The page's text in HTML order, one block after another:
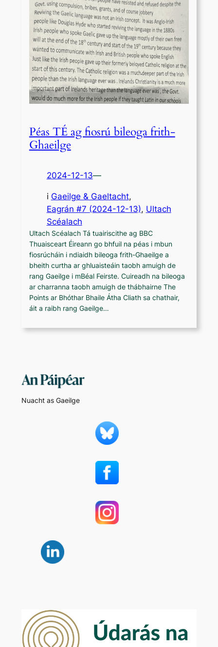
Péas TÉ ag fiosrú bileoga frith-
Ghaeilge
2024-12-13—
i Gaeilge & Gaeltacht,
Eagrán #7 (2024-12-13), Ultach
Scéalach
Ultach Scéalach Tá tuairiscithe ag BBC
Thuaisceart Éireann go bhfuil na péas i mbun
fiosrúcháin i ndiaidh bileoga frith-Ghaeilge a
bheith curtha ar ghluaisteáin taobh amuigh de
rang Gaeilge i mBéal Feirste. Cuireadh na bileoga
ar charranna taobh amuigh de thábhairne The
Points ar Bhóthar Bhaile Átha Cliath sa chathair,
áit a raibh rang Gaeilge…
Nuacht as Gaeilge